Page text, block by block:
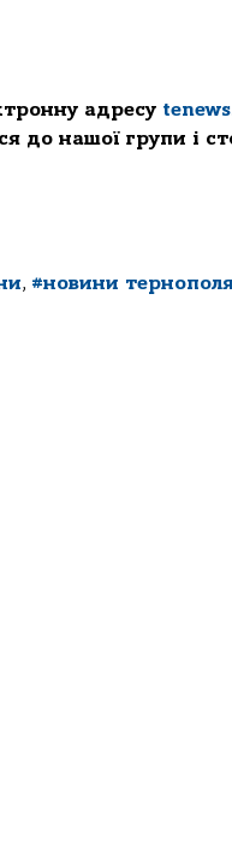
адресу
до нашої групи і
, #новини